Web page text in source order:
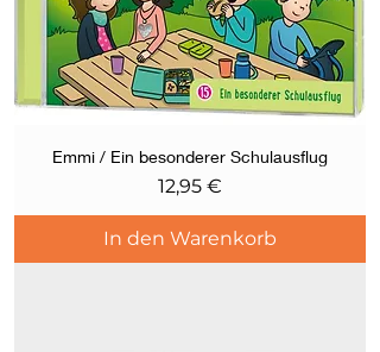
Emmi / Ein besonderer Schulausflug
Preis
12,95 €
In den Warenkorb